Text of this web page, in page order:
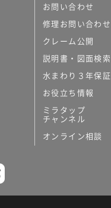
お問い合わせ
修理お問い合わせ
クレーム公開
説明書・図面検索
水まわり３年保証
お役立ち情報
ミラタップ
チャンネル
オンライン相談